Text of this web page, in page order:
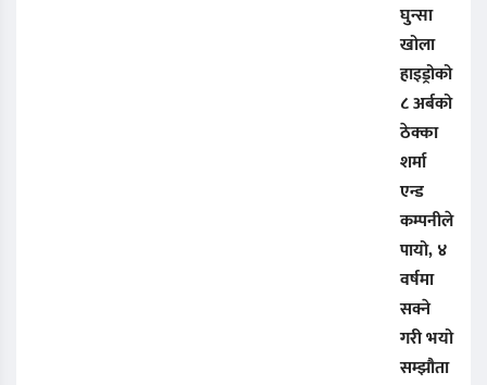
घुन्सा
खोला
हाइड्रोको
८ अर्बको
ठेक्का
शर्मा
एन्ड
कम्पनीले
पायो, ४
वर्षमा
सक्ने
गरी भयो
सम्झौता